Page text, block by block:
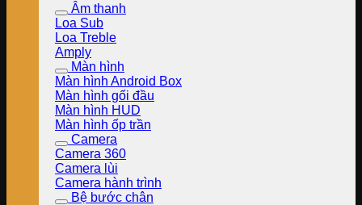
Âm thanh
Loa Sub
Loa Treble
Amply
Màn hình
Màn hình Android Box
Màn hình gối đầu
Màn hình HUD
Màn hình ốp trần
Camera
Camera 360
Camera lùi
Camera hành trình
Bệ bước chân